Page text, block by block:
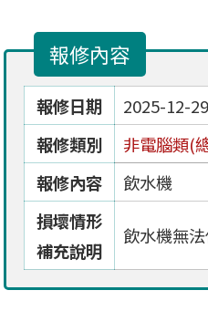
報修內容
報修日期 2025-12-
報修類別
非電腦類(
報修內容
飲水機
損壞情形
補充說明
飲水機無